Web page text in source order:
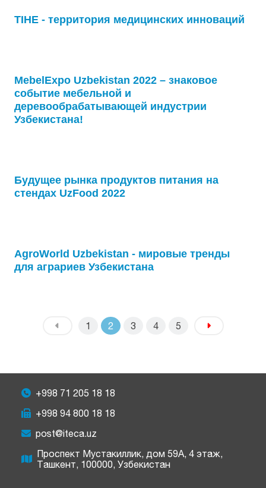
TIHE - территория медицинских инноваций
MebelExpo Uzbekistan 2022 – знаковое
событие мебельной и
деревообрабатывающей индустрии
Узбекистана!
Будущее рынка продуктов питания на
стендах UzFood 2022
AgroWorld Uzbekistan - мировые тренды
для аграриев Узбекистана
1 2 3 4 5
+998 71 205 18 18
+998 94 800 18 18
post@iteca.uz
Проспект Мустакиллик, дом 59А, 4 этаж,
Ташкент, 100000, Узбекистан